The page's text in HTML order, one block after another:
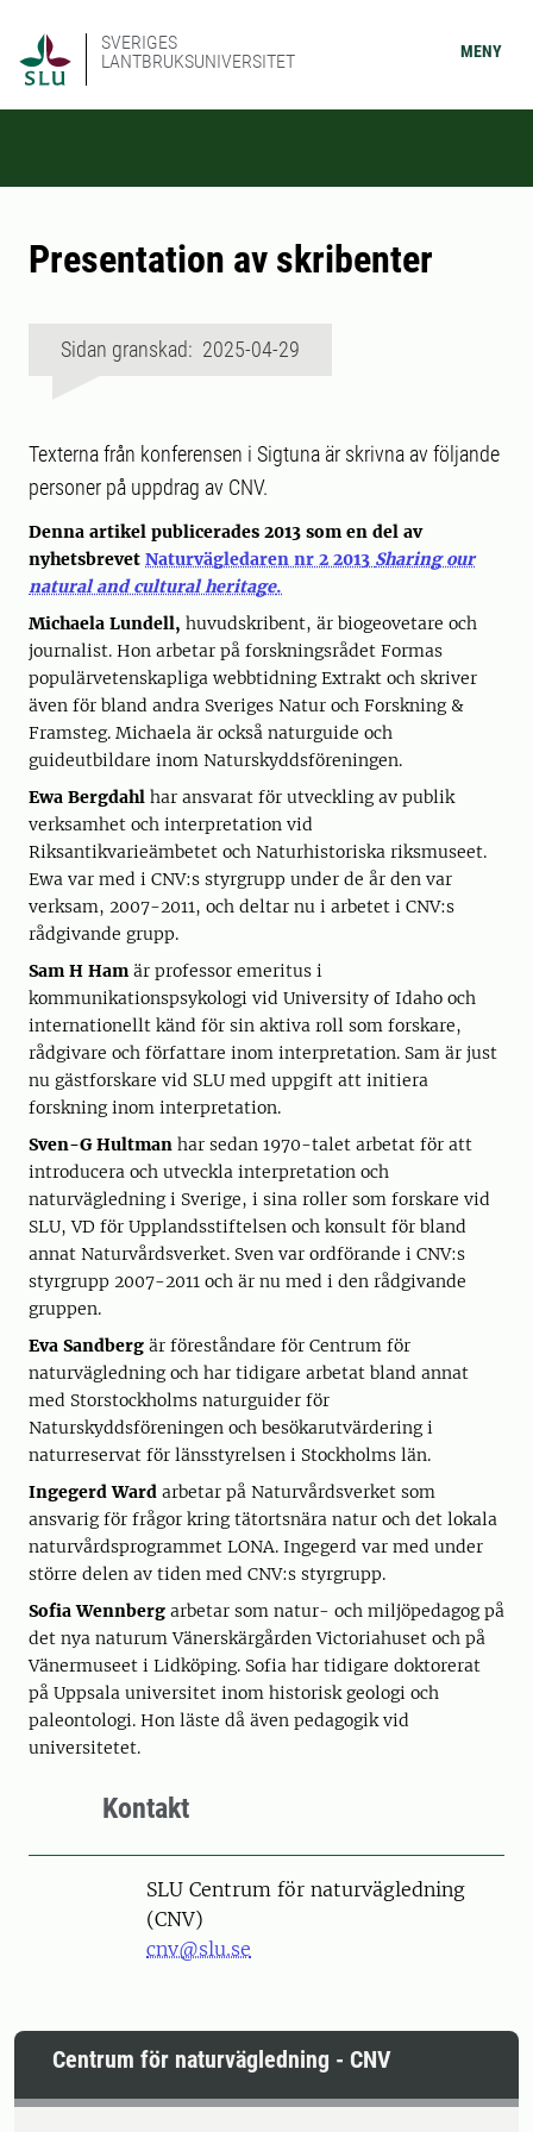
SVERIGES
LANTBRUKSUNIVERSITET
MENY
Presentation av skribenter
Sidan granskad: 2025-04-29
Texterna från konferensen i Sigtuna är skrivna av följande
personer på uppdrag av CNV.
Denna artikel publicerades 2013 som en del av
nyhetsbrevet Naturvägledaren nr 2 2013 Sharing our
natural and cultural heritage.
Michaela Lundell, huvudskribent, är biogeovetare och
journalist. Hon arbetar på forskningsrådet Formas
populärvetenskapliga webbtidning Extrakt och skriver
även för bland andra Sveriges Natur och Forskning &
Framsteg. Michaela är också naturguide och
guideutbildare inom Naturskyddsföreningen.
Ewa Bergdahl har ansvarat för utveckling av publik
verksamhet och interpretation vid
Riksantikvarieämbetet och Naturhistoriska riksmuseet.
Ewa var med i CNV:s styrgrupp under de år den var
verksam, 2007-2011, och deltar nu i arbetet i CNV:s
rådgivande grupp.
Sam H Ham är professor emeritus i
kommunikationspsykologi vid University of Idaho och
internationellt känd för sin aktiva roll som forskare,
rådgivare och författare inom interpretation. Sam är just
nu gästforskare vid SLU med uppgift att initiera
forskning inom interpretation.
Sven-G Hultman har sedan 1970-talet arbetat för att
introducera och utveckla interpretation och
naturvägledning i Sverige, i sina roller som forskare vid
SLU, VD för Upplandsstiftelsen och konsult för bland
annat Naturvårdsverket. Sven var ordförande i CNV:s
styrgrupp 2007-2011 och är nu med i den rådgivande
gruppen.
Eva Sandberg är föreståndare för Centrum för
naturvägledning och har tidigare arbetat bland annat
med Storstockholms naturguider för
Naturskyddsföreningen och besökarutvärdering i
naturreservat för länsstyrelsen i Stockholms län.
Ingegerd Ward arbetar på Naturvårdsverket som
ansvarig för frågor kring tätortsnära natur och det lokala
naturvårdsprogrammet LONA. Ingegerd var med under
större delen av tiden med CNV:s styrgrupp.
Sofia Wennberg arbetar som natur- och miljöpedagog på
det nya naturum Vänerskärgården Victoriahuset och på
Vänermuseet i Lidköping. Sofia har tidigare doktorerat
på Uppsala universitet inom historisk geologi och
paleontologi. Hon läste då även pedagogik vid
universitetet.
Kontakt
SLU Centrum för naturvägledning
(CNV)
cnv@slu.se
Centrum för naturvägledning - CNV